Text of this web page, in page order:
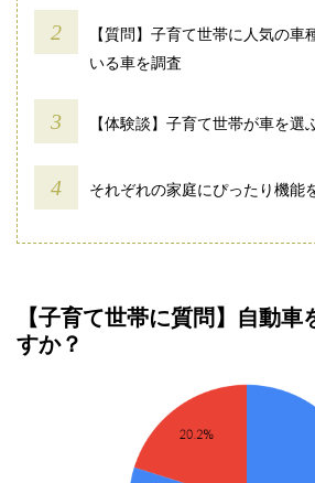
【質問】子育て世帯に人気の車
いる車を調査
【体験談】子育て世帯が車を選
それぞれの家庭にぴったり機能
【子育て世帯に質問】自動車
すか？